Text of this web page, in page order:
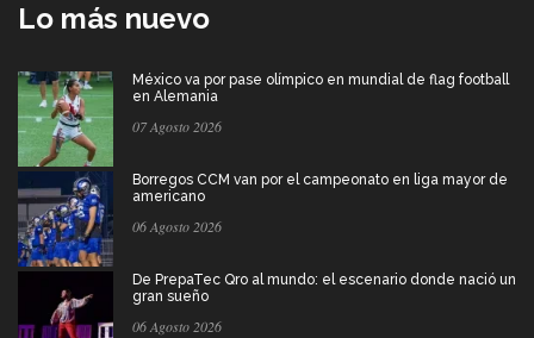
Lo más nuevo
México va por pase olímpico en mundial de flag football
en Alemania
07 Agosto 2026
Borregos CCM van por el campeonato en liga mayor de
americano
06 Agosto 2026
De PrepaTec Qro al mundo: el escenario donde nació un
gran sueño
06 Agosto 2026